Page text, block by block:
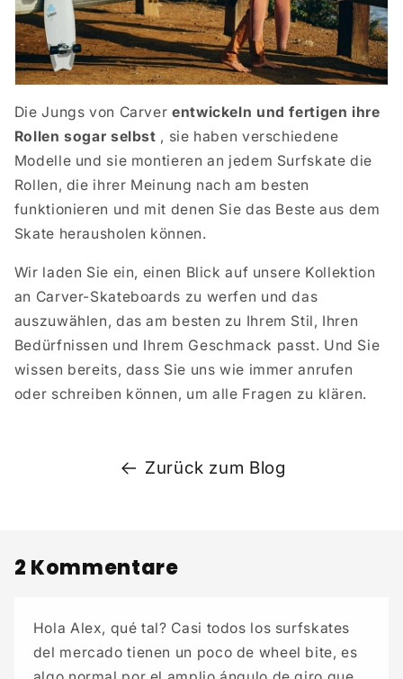
Die Jungs von Carver entwickeln und fertigen ihre
Rollen sogar selbst , sie haben verschiedene
Modelle und sie montieren an jedem Surfskate die
Rollen, die ihrer Meinung nach am besten
funktionieren und mit denen Sie das Beste aus dem
Skate herausholen können.
Wir laden Sie ein, einen Blick auf unsere Kollektion
an Carver-Skateboards zu werfen und das
auszuwählen, das am besten zu Ihrem Stil, Ihren
Bedürfnissen und Ihrem Geschmack passt. Und Sie
wissen bereits, dass Sie uns wie immer anrufen
oder schreiben können, um alle Fragen zu klären.
Zurück zum Blog
2 Kommentare
Hola Alex, qué tal? Casi todos los surfskates
del mercado tienen un poco de wheel bite, es